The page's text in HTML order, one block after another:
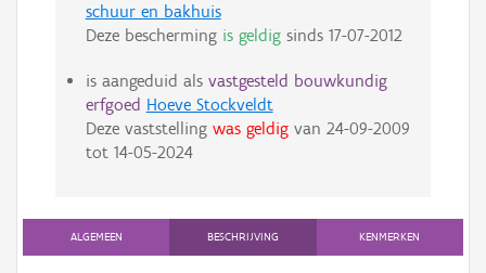
schuur en bakhuis
Deze bescherming is geldigsinds 17-07-2012
is aangeduid als vastgesteld bouwkundig
erfgoed Hoeve Stockveldt
Deze vaststelling was geldigvan 24-09-2009
tot 14-05-2024
ALGEMEEN BESCHRIJVING KENMERKEN